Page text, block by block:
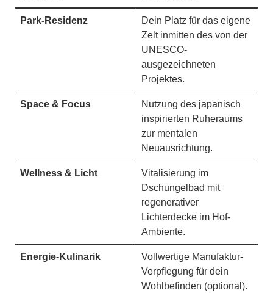
Park-Residenz
Dein Platz für das eigene
Zelt inmitten des von der
UNESCO-
ausgezeichneten
Projektes.
Space & Focus
Nutzung des japanisch
inspirierten Ruheraums
zur mentalen
Neuausrichtung.
Wellness & Licht
Vitalisierung im
Dschungelbad mit
regenerativer
Lichterdecke im Hof-
Ambiente.
Energie-Kulinarik
Vollwertige Manufaktur-
Verpflegung für dein
Wohlbefinden (optional).